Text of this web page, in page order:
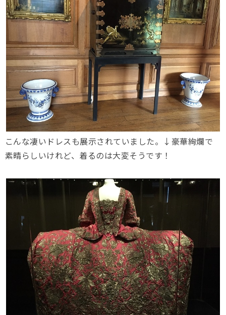
こんな凄いドレスも展示されていました。↓豪華絢爛で
素晴らしいけれど、着るのは大変そうです！